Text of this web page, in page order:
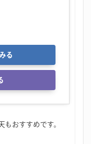
る
もおすすめです。